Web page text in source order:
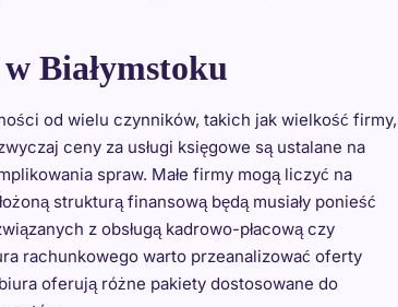
Białymstoku
od wielu czynników, takich jak wielkość firmy,
ceny za usługi księgowe są ustalane na
spraw. Małe firmy mogą liczyć na
strukturą finansową będą musiały ponieść
z obsługą kadrowo-płacową czy
rachunkowego warto przeanalizować oferty
oferują różne pakiety dostosowane do